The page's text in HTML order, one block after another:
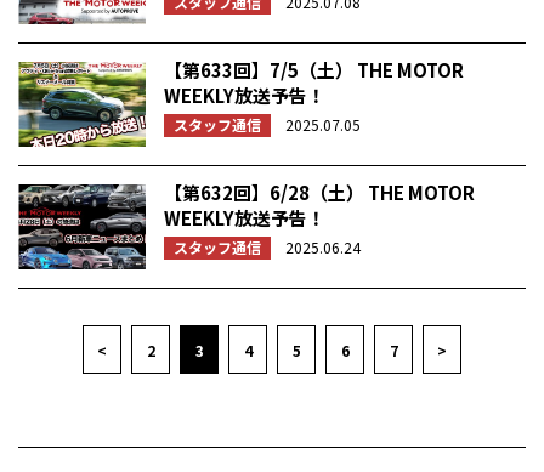
【第633回】7/5（土） THE MOTOR
WEEKLY放送予告！
スタッフ通信 2025.07.05
【第632回】6/28（土） THE MOTOR
WEEKLY放送予告！
スタッフ通信 2025.06.24
< 2 3 4 5 6 7 >